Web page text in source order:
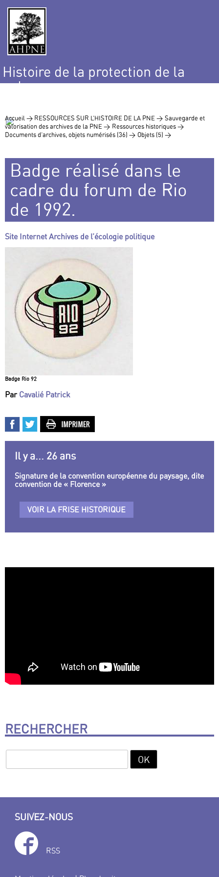
Histoire de la protection de la
nature
Accueil > RESSOURCES SUR L’HISTOIRE DE LA PNE > Sauvegarde et
valorisation des archives de la PNE > Ressources historiques >
Documents d’archives, objets numérisés (36) > Objets (5) >
Badge réalisé dans le
cadre du forum de Rio
de 1992.
Site Internet Archives de l’écologie politique
Badge Rio 92
Par Cavalié Patrick
Il y a... 26 ans
Signature de la convention européenne du paysage, dite
convention de « Florence »
VOIR LA FRISE HISTORIQUE
RECHERCHER
SUIVEZ-NOUS
RSS